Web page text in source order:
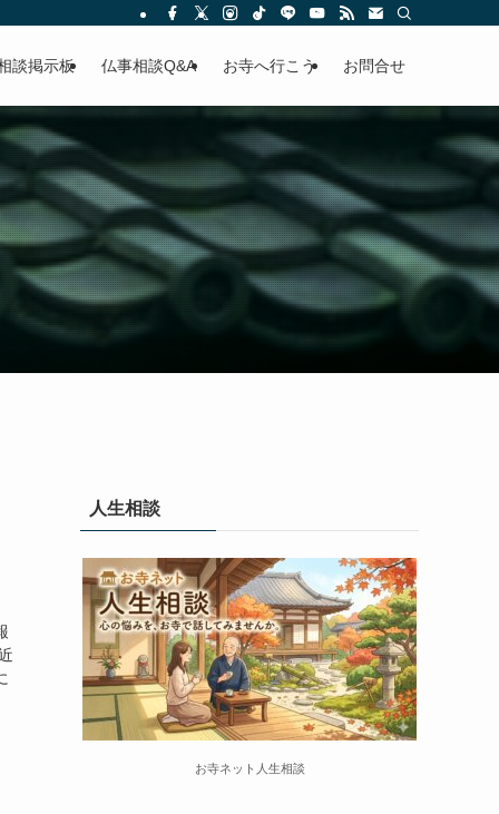
談掲示板 仏事相談Q&A お寺へ行こう お問合せ
人生相談
お寺ネット人生相談